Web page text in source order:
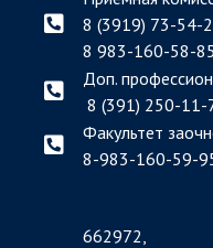
8 (3919) 73-54-
8 983-160-58-
Доп.
8 (391) 250-11-
Факультет
8-983-160-59-
662972,